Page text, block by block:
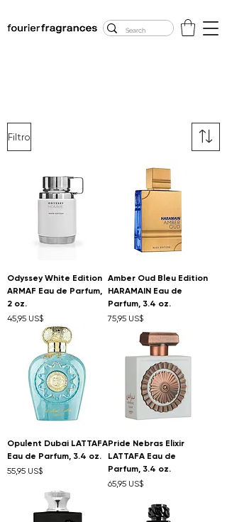
Filtro
Odyssey White Edition
ARMAF Eau de Parfum,
2 oz.
Precio
45,95 US$
Amber Oud Bleu Edition
HARAMAIN Eau de
Parfum, 3.4 oz.
Precio
75,95 US$
Opulent Dubai LATTAFA
Eau de Parfum, 3.4 oz.
Precio
55,95 US$
Pride Nebras Elixir
LATTAFA Eau de
Parfum, 3.4 oz.
Precio
65,95 US$